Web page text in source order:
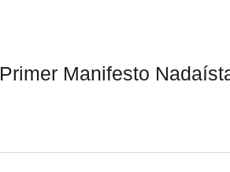
Primer Manifesto